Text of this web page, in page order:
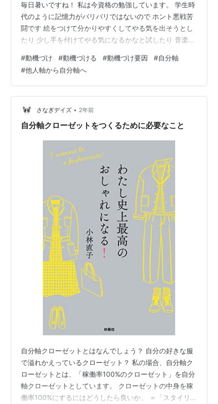
毎日暑いですね！ 私は今資格の勉強しています。 学生時
代のように記憶力がバリバリではないので ホント悪戦苦
闘です 絵をつけて分かりやすくしてやる気を出そうとし
たり 少し手を付けてやる気になるかなと試したり 音楽聴
ました で気づいたのが 最初の動機だということに気づき
ました😱 最初の動機ですが バカにされたので見返すため
と言うので始めてしまって 内容はあえていいませんが。
このバカにした人を驚かせてやろうとか言う理由 その先
になにもないのですよ さらに驚かないかもしれないし 認
めてくれないか…
#動機づけ #動機づける #動機づけ要因 #自分軸
#他人軸から自分軸へ
さなぎデイズ • 2年前
自分軸クローゼットをつくるために必要なこと
自分軸クローゼットとはなんでしょう？ 自分の好きな服
で溢れかえっているクローゼット？ 私の場合、自分軸ク
ローゼットとは、「稼働率100%のクローゼット」を自分
軸クローゼットとしています。 クローゼットの中身を稼
働率100%にするにはどうしたら良いか。 ＝「スタイリ